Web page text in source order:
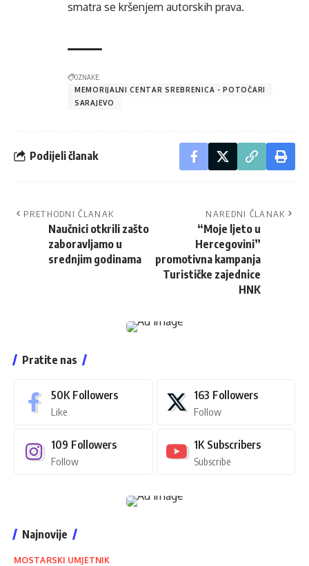
smatra se kršenjem autorskih prava.
OZNAKE:
MEMORIJALNI CENTAR SREBRENICA - POTOČARI
SARAJEVO
Podijeli članak
PRETHODNI ČLANAK
Naučnici otkrili zašto
zaboravljamo u
srednjim godinama
NAREDNI ČLANAK
“Moje ljeto u
Hercegovini”
promotivna kampanja
Turističke zajednice
HNK
Pratite nas
50K Followers
Like
163 Followers
Follow
109 Followers
Follow
1K Subscribers
Subscribe
Najnovije
MOSTARSKI UMJETNIK